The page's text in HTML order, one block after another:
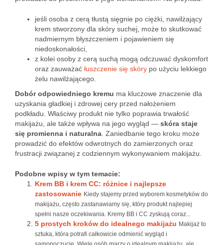
jeśli osoba z cerą tłustą sięgnie po ciężki, nawilżający
krem stworzony dla skóry suchej, może to skutkować
nadmiernym błyszczeniem i pojawieniem się
niedoskonałości,
z kolei osoby z cerą suchą mogą odczuwać dyskomfort
oraz zauważać łuszczenie się skóry po użyciu lekkiego
żelu nawilżającego.
Dobór odpowiedniego kremu ma kluczowe znaczenie dla
uzyskania gładkiej i zdrowej cery przed nałożeniem
podkładu. Właściwy produkt nie tylko poprawia trwałość
makijażu, ale także wpływa na jego wygląd — skóra staje
się promienna i naturalna . Zaniedbanie tego kroku może
prowadzić do efektów odwrotnych do zamierzonych oraz
frustracji związanej z codziennym wykonywaniem makijażu.
Podobne wpisy w tym temacie:
Krem BB i krem CC: różnice i najlepsze
zastosowanie Kiedy stajemy przed wyborem kosmetyków do
makijażu, często zastanawiamy się, który produkt najlepiej
spełni nasze oczekiwania. Kremy BB i CC zyskują coraz...
5 prostych kroków do idealnego makijażu Makijaż to
sztuka, która potrafi całkowicie odmienić wygląd i